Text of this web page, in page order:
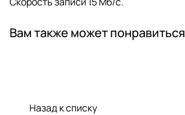
Вам также может понравиться
Назад к списку